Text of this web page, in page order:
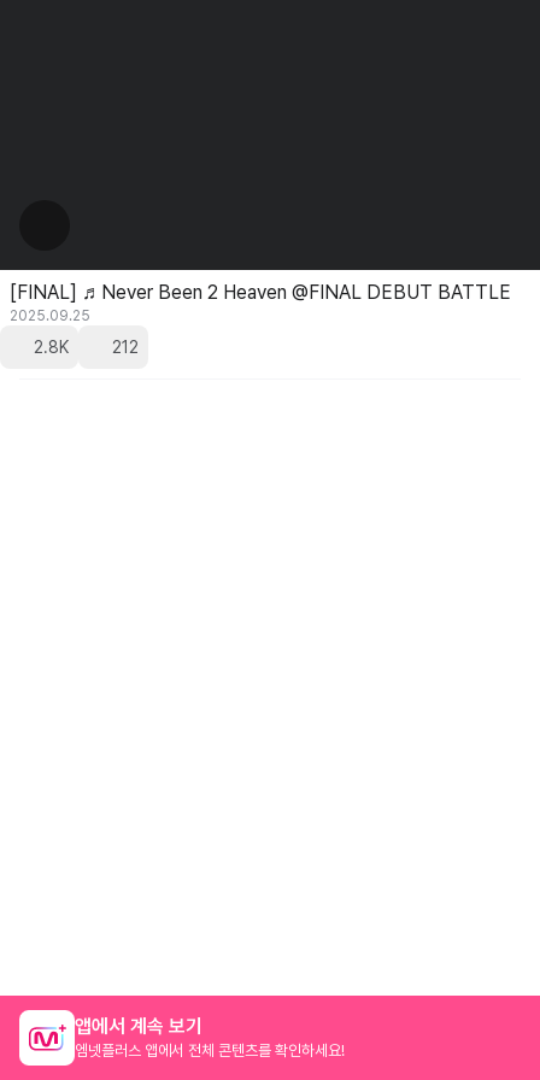
[FINAL] ♬Never Been 2 Heaven @FINAL DEBUT BATTLE
2025.09.25
2.8K 212
앱에서 계속 보기
엠넷플러스 앱에서 전체 콘텐츠를 확인하세요!